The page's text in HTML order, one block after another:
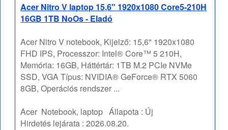
Acer Nitro V laptop 15,6" 1920x1080 Core5-210H
16GB 1TB NoOs - Eladó
Acer Nitro V notebook, Kijelző: 15,6" 1920x1080
FHD IPS, Processzor: Intel® Core™ 5 210H,
Memória: 16GB, Háttértár: 1TB M.2 PCIe NVMe
SSD, VGA Típus: NVIDIA® GeForce® RTX 5060
8GB, Operációs rendszer ...
Acer Notebook, laptop Állapota : Új
Hirdetés lejárata :2026.08.20.